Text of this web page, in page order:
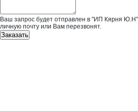
Ваш запрос будет отправлен в "ИП Кярня
личную почту или Вам перезвонят.
Заказать